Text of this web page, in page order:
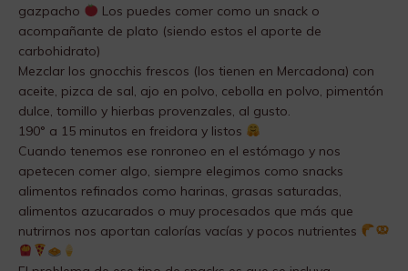
gazpacho
Los puedes comer como un snack o
acompañante de plato (siendo estos el aporte de
carbohidrato)
Mezclar los gnocchis frescos (los tienen en Mercadona) con
aceite, pizca de sal, ajo en polvo, cebolla en polvo, pimentón
dulce, tomillo y hierbas provenzales, al gusto.
190° a 15 minutos en freidora y listos
Cuando tenemos ese ronroneo en el estómago y nos
apetecen comer algo, siempre elegimos como snacks
alimentos refinados como harinas, grasas saturadas,
alimentos azucarados o muy procesados que más que
nutrirnos nos aportan calorías vacías y pocos nutrientes